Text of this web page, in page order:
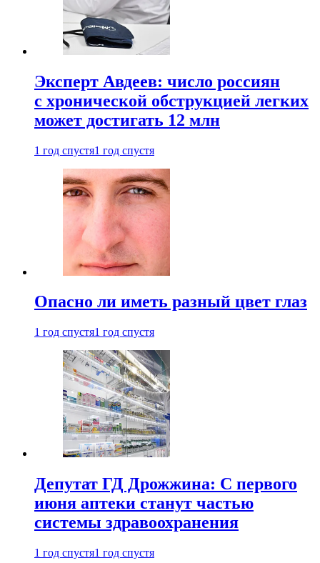
Эксперт Авдеев: число россиян
с хронической обструкцией легких
может достигать 12 млн
1 год спустя1 год спустя
Опасно ли иметь разный цвет глаз
1 год спустя1 год спустя
Депутат ГД Дрожжина: С первого
июня аптеки станут частью
системы здравоохранения
1 год спустя1 год спустя